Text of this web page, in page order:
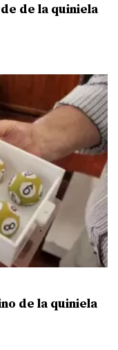
de la quiniela
de la quiniela